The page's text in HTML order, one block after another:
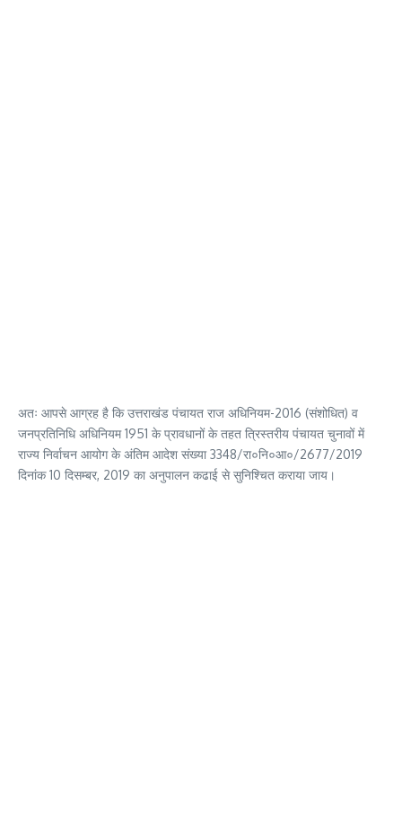
अतः आपसे आग्रह है कि उत्तराखंड पंचायत राज अधिनियम-2016 (संशोधित) व
जनप्रतिनिधि अधिनियम 1951 के प्रावधानों के तहत त्रिस्तरीय पंचायत चुनावों में
राज्य निर्वाचन आयोग के अंतिम आदेश संख्या 3348/रा०नि०आ०/2677/2019
दिनांक 10 दिसम्बर, 2019 का अनुपालन कढाई से सुनिश्चित कराया जाय।